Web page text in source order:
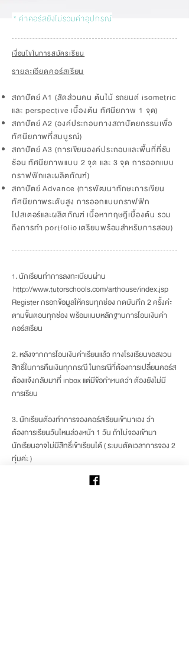
* ค่าคอร์สยังไม่รวมค่าอุปกรณ์
เงื่อนไขในการสมัครเรียน
รายละเอียดคอร์สเรียน
สถาปัตย์ A1 (สัดส่วนคน ต้นไม้ รถยนต์ isometric
และ perspective เบื้องต้น ทัศนียภาพ 1 จุด)
สถาปัตย์ A2 (องค์ประกอบทางสถาปัตยกรรมเพื่อ
ทัศนียภาพที่สมบูรณ์)
สถาปัตย์ A3 (การเขียนองค์ประกอบและพื้นที่ที่ซับ
ซ้อน ทัศนียภาพแบบ 2 จุด และ 3 จุด การออกแบบ
กราฟฟิกและผลิตภัณฑ์)
สถาปัตย์ Advance (การพัฒนาทักษะการเขียน
ทัศนียภาพระดับสูง การออกแบบกราฟฟิก
โปสเตอร์และผลิตภัณฑ์ เนื้อหาทฤษฎีเบื้องต้น รวม
ถึงการทำ portfolio เตรียมพร้อมสำหรับการสอบ)
1. นักเรียนทำการลงทะเบียนผ่าน
http://www.tutorschools.com/arthouse/index.jsp
Register กรอกข้อมูลให้ครบทุกช่อง กดบันทึก 2 ครั้งค่ะ
ตามขั้นตอนทุกช่อง พร้อมแนบหลักฐานการโอนเงินค่า
คอร์สเรียน
2. หลังจากการโอนเงินค่าเรียนแล้ว ทางโรงเรียนขอสงวน
สิทธิ์ในการคืนเงินทุกกรณี ในกรณีที่ต้องการเปลี่ยนคอร์ส
ต้องแจ้งกลับมาที่ inbox แต่มีข้อกำหนดว่า ต้องยังไม่มี
การเรียน
3. นักเรียนต้องทำการจองคอร์สเรียนเข้ามาเอง ว่า
ต้องการเรียนวันไหนล่วงหน้า 1 วัน ถ้าไม่จองเข้ามา
นักเรียนอาจไม่มีสิทธิ์เข้าเรียนได้ ( ระบบตัดเวลาการจอง 2
ทุ่มค่ะ )
4. ถ้านักเรียนจองวันเรียน แต่ไม่สามารถมาเรียนตามที่